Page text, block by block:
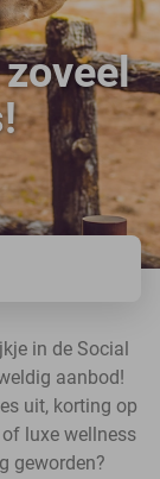
in de Social
aanbod!
uit, korting op
luxe wellness
geworden?